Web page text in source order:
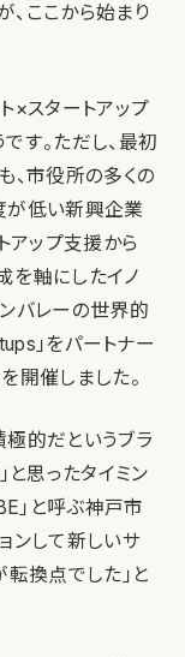
ここから始まり
×スタートアップ
す。ただし、最初
、市役所の多くの
が低い新興企業
アップ支援から
を軸にしたイノ
バレーの世界的
」をパートナー
開催しました。
的だというブラ
と思ったタイミン
」と呼ぶ神戸市
ンして新しいサ
転換点でした」と